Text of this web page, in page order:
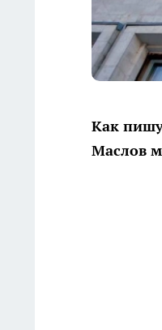
Как
Маслов